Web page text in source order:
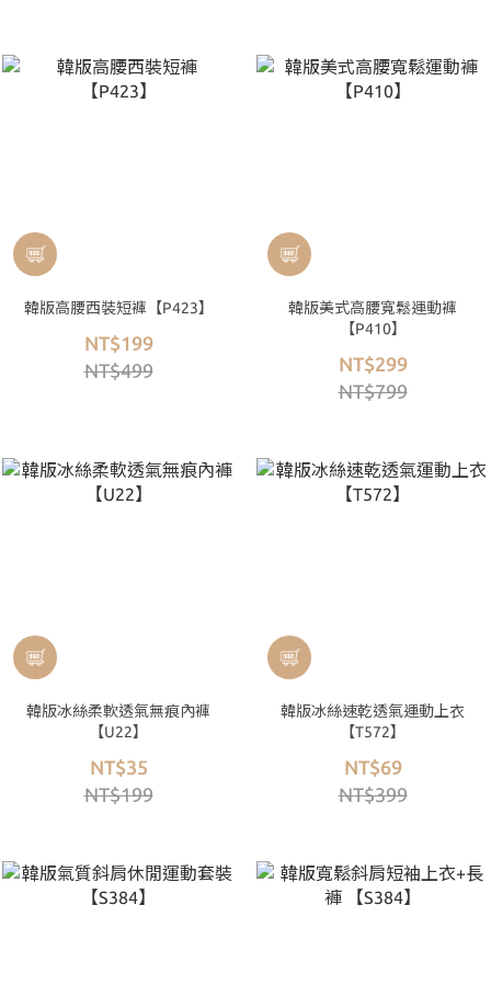
韓版高腰西裝短褲【P423】
NT$199
NT$499
韓版美式高腰寬鬆運動褲
【P410】
NT$299
NT$799
韓版冰絲柔軟透氣無痕內褲
【U22】
NT$35
NT$199
韓版冰絲速乾透氣運動上衣
【T572】
NT$69
NT$399